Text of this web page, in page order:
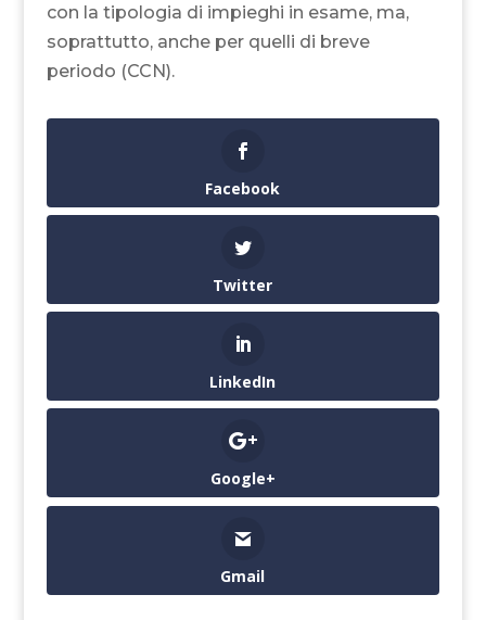
con la tipologia di impieghi in esame, ma,
soprattutto, anche per quelli di breve
periodo (CCN).
Facebook
Twitter
LinkedIn
Google+
Gmail